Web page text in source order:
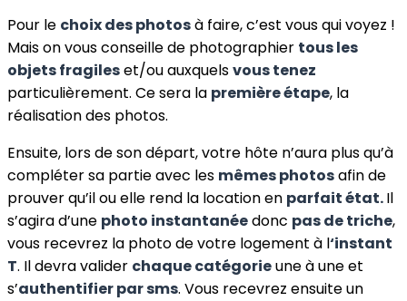
Pour le choix des photosà faire, c’est vous qui voyez !
Mais on vous conseille de photographier tous les
objets fragileset/ou auxquelsvous tenez
particulièrement. Ce sera la première étape, la
réalisation des photos.
Ensuite, lors de son départ, votre hôte n’aura plus qu’à
compléter sa partie avec les mêmes photosafin de
prouver qu’il ou elle rend la location en parfait état.Il
s’agira d’une photo instantanéedonc pas de triche,
vous recevrez la photo de votre logement à l‘instant
T. Il devra valider chaque catégorieune à une et
s’authentifier par sms. Vous recevrez ensuite un